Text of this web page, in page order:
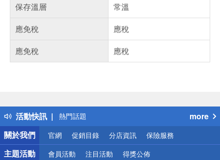
保存溫層
常溫
應免稅
應稅
應免稅
應稅
活動快訊
得獎公告
熱門話題
銀行優惠
偏遠地區配送
詐騙網頁！請小心！
more
關於我們
官網 促銷目錄 分店資訊 保險服務
主題活動 會員活動 注目活動 得獎公佈